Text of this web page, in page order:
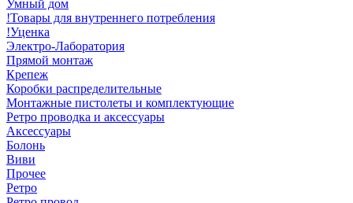
Умный дом
!Товары для внутреннего потребления
!Уценка
Электро-Лаборатория
Прямой монтаж
Крепеж
Коробки распределительные
Монтажные пистолеты и комплектующие
Ретро проводка и аксессуары
Аксессуары
Болонь
Виви
Прочее
Ретро